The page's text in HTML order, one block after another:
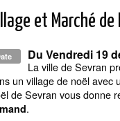
et Marché de
Du Vendredi 19
La ville de Sevran
un village de noël avec
de Sevran vous donne
.